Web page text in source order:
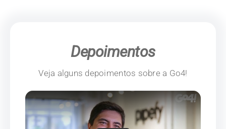
Depoimentos
Veja alguns depoimentos sobre a Go4!